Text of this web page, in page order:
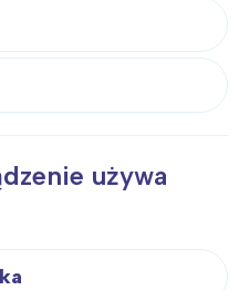
używa
z
Śląsk
Południe
Wszystkie